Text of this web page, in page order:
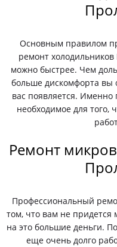
Основным правилом
ремонт
можно быстрее. Чем
больше дискомфорта
вас появляется.
необходимое для того,
Ремонт
Профессиональный
том, что вам не придется
на это большие деньги.
еще очень долго